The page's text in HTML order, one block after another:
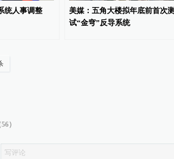
统人事调整
美媒：五角大楼拟年底前首次测
试“金穹”反导系统
56）